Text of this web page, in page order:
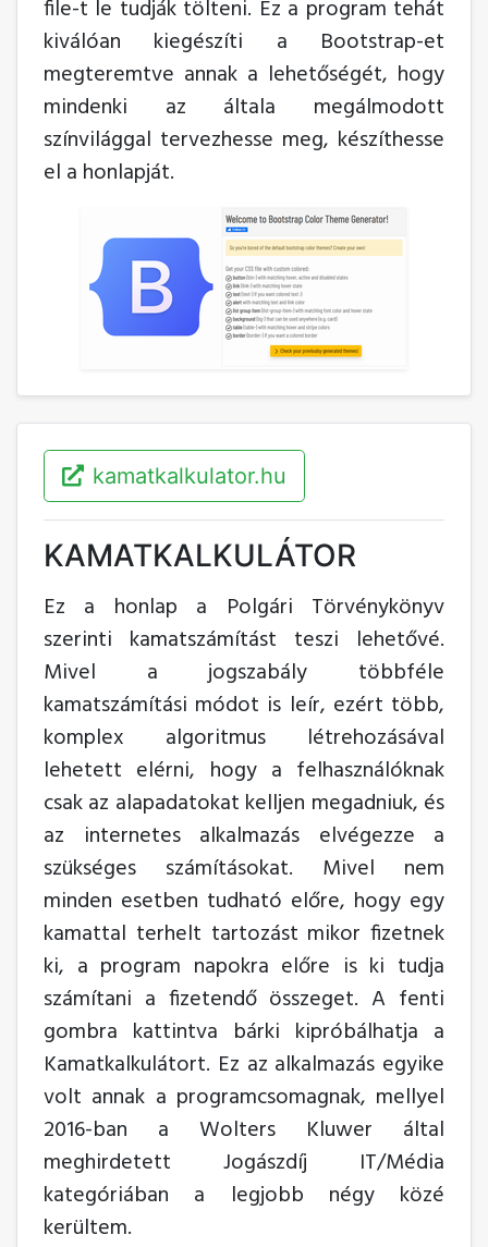
file-t le tudják tölteni. Ez a program tehát
kiválóan kiegészíti a Bootstrap-et
megteremtve annak a lehetőségét, hogy
mindenki az általa megálmodott
színvilággal tervezhesse meg, készíthesse
el a honlapját.
kamatkalkulator.hu
KAMATKALKULÁTOR
Ez a honlap a Polgári Törvénykönyv
szerinti kamatszámítást teszi lehetővé.
Mivel a jogszabály többféle
kamatszámítási módot is leír, ezért több,
komplex algoritmus létrehozásával
lehetett elérni, hogy a felhasználóknak
csak az alapadatokat kelljen megadniuk, és
az internetes alkalmazás elvégezze a
szükséges számításokat. Mivel nem
minden esetben tudható előre, hogy egy
kamattal terhelt tartozást mikor fizetnek
ki, a program napokra előre is ki tudja
számítani a fizetendő összeget. A fenti
gombra kattintva bárki kipróbálhatja a
Kamatkalkulátort. Ez az alkalmazás egyike
volt annak a programcsomagnak, mellyel
2016-ban a Wolters Kluwer által
meghirdetett Jogászdíj IT/Média
kategóriában a legjobb négy közé
kerültem.